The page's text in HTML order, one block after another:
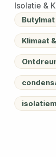
Isolatie &
Butylmat
Klimaat